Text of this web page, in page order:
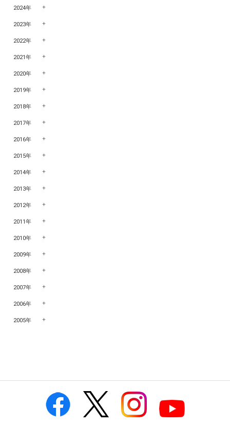
2024年
2023年
2022年
2021年
2020年
2019年
2018年
2017年
2016年
2015年
2014年
2013年
2012年
2011年
2010年
2009年
2008年
2007年
2006年
2005年